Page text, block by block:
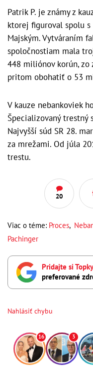
Patrik P. je známy z
ktorej figuroval spolu
Majským. Vytváraním
spoločnostiam mala
448 miliónov korún, zo
pritom obohatiť o 53
V kauze nebankoviek
Špecializovaný trestný
Najvyšší súd SR 28.
za mrežami. Od júla
trestu.
20
Viac o téme: Proces,
Pachinger
Pridajte si
preferované
Nahlásiť chybu
16 3